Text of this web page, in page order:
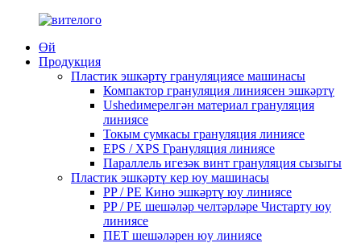
Өй
Продукция
Пластик эшкәртү грануляциясе машинасы
Компактор грануляция линиясен эшкәртү
Ushedимерелгән материал грануляция
линиясе
Токым сумкасы грануляция линиясе
EPS / XPS Грануляция линиясе
Параллель игезәк винт грануляция сызыгы
Пластик эшкәртү кер юу машинасы
PP / PE Кино эшкәртү юу линиясе
PP / PE шешәләр челтәрләре Чистарту юу
линиясе
ПЕТ шешәләрен юу линиясе